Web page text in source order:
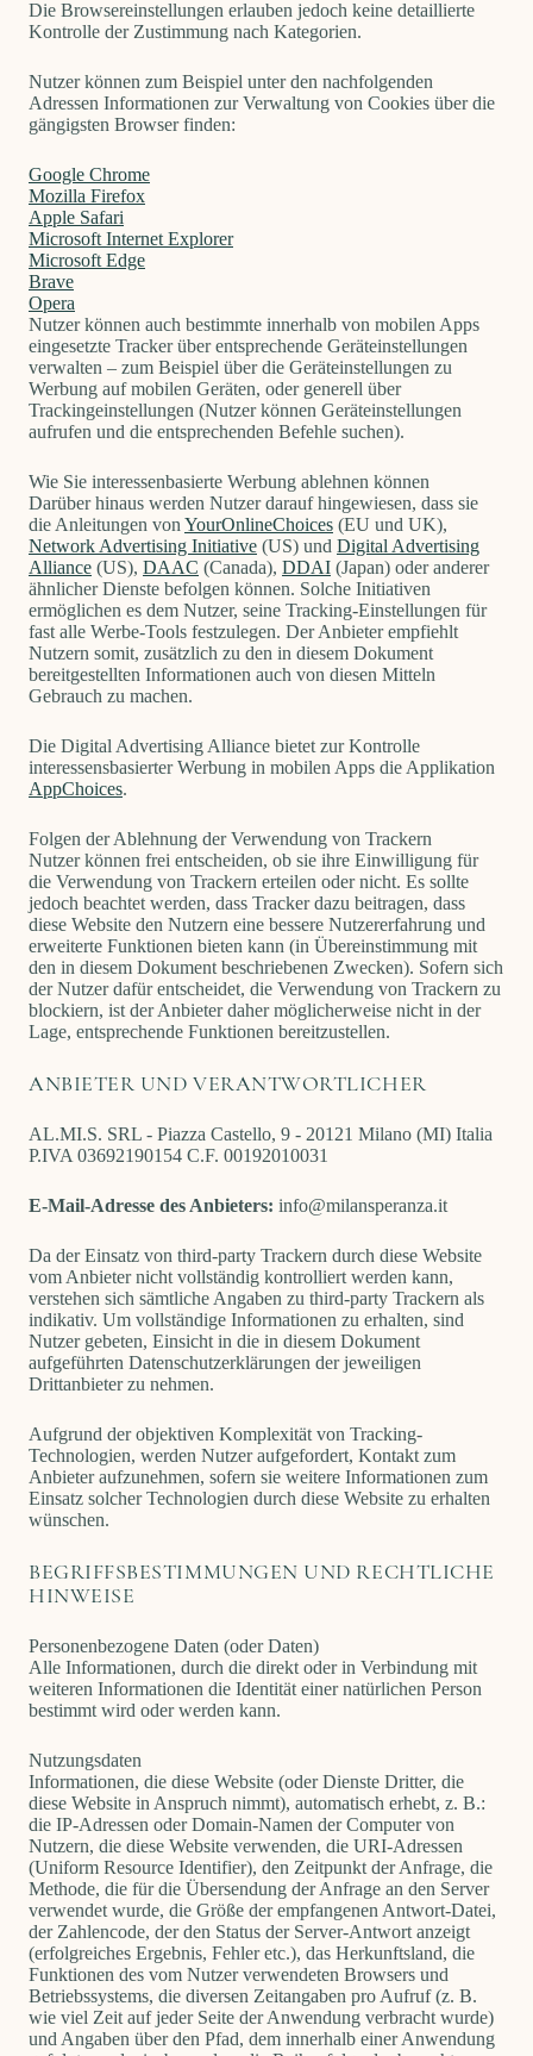
Die Browsereinstellungen erlauben jedoch keine detaillierte
Kontrolle der Zustimmung nach Kategorien.
Nutzer können zum Beispiel unter den nachfolgenden
Adressen Informationen zur Verwaltung von Cookies über die
gängigsten Browser finden:
Google Chrome
Mozilla Firefox
Apple Safari
Microsoft Internet Explorer
Microsoft Edge
Brave
Opera
Nutzer können auch bestimmte innerhalb von mobilen Apps
eingesetzte Tracker über entsprechende Geräteinstellungen
verwalten – zum Beispiel über die Geräteinstellungen zu
Werbung auf mobilen Geräten, oder generell über
Trackingeinstellungen (Nutzer können Geräteinstellungen
aufrufen und die entsprechenden Befehle suchen).
Wie Sie interessenbasierte Werbung ablehnen können
Darüber hinaus werden Nutzer darauf hingewiesen, dass sie
die Anleitungen von YourOnlineChoices (EU und UK),
Network Advertising Initiative (US) und Digital Advertising
Alliance (US), DAAC (Canada), DDAI (Japan) oder anderer
ähnlicher Dienste befolgen können. Solche Initiativen
ermöglichen es dem Nutzer, seine Tracking-Einstellungen für
fast alle Werbe-Tools festzulegen. Der Anbieter empfiehlt
Nutzern somit, zusätzlich zu den in diesem Dokument
bereitgestellten Informationen auch von diesen Mitteln
Gebrauch zu machen.
Die Digital Advertising Alliance bietet zur Kontrolle
interessensbasierter Werbung in mobilen Apps die Applikation
AppChoices.
Folgen der Ablehnung der Verwendung von Trackern
Nutzer können frei entscheiden, ob sie ihre Einwilligung für
die Verwendung von Trackern erteilen oder nicht. Es sollte
jedoch beachtet werden, dass Tracker dazu beitragen, dass
diese Website den Nutzern eine bessere Nutzererfahrung und
erweiterte Funktionen bieten kann (in Übereinstimmung mit
den in diesem Dokument beschriebenen Zwecken). Sofern sich
der Nutzer dafür entscheidet, die Verwendung von Trackern zu
blockiern, ist der Anbieter daher möglicherweise nicht in der
Lage, entsprechende Funktionen bereitzustellen.
ANBIETER UND VERANTWORTLICHER
AL.MI.S. SRL - Piazza Castello, 9 - 20121 Milano (MI) Italia
P.IVA 03692190154 C.F. 00192010031
E-Mail-Adresse des Anbieters: info@milansperanza.it
Da der Einsatz von third-party Trackern durch diese Website
vom Anbieter nicht vollständig kontrolliert werden kann,
verstehen sich sämtliche Angaben zu third-party Trackern als
indikativ. Um vollständige Informationen zu erhalten, sind
Nutzer gebeten, Einsicht in die in diesem Dokument
aufgeführten Datenschutzerklärungen der jeweiligen
Drittanbieter zu nehmen.
Aufgrund der objektiven Komplexität von Tracking-
Technologien, werden Nutzer aufgefordert, Kontakt zum
Anbieter aufzunehmen, sofern sie weitere Informationen zum
Einsatz solcher Technologien durch diese Website zu erhalten
wünschen.
BEGRIFFSBESTIMMUNGEN UND RECHTLICHE
HINWEISE
Personenbezogene Daten (oder Daten)
Alle Informationen, durch die direkt oder in Verbindung mit
weiteren Informationen die Identität einer natürlichen Person
bestimmt wird oder werden kann.
Nutzungsdaten
Informationen, die diese Website (oder Dienste Dritter, die
diese Website in Anspruch nimmt), automatisch erhebt, z. B.:
die IP-Adressen oder Domain-Namen der Computer von
Nutzern, die diese Website verwenden, die URI-Adressen
(Uniform Resource Identifier), den Zeitpunkt der Anfrage, die
Methode, die für die Übersendung der Anfrage an den Server
verwendet wurde, die Größe der empfangenen Antwort-Datei,
der Zahlencode, der den Status der Server-Antwort anzeigt
(erfolgreiches Ergebnis, Fehler etc.), das Herkunftsland, die
Funktionen des vom Nutzer verwendeten Browsers und
Betriebssystems, die diversen Zeitangaben pro Aufruf (z. B.
wie viel Zeit auf jeder Seite der Anwendung verbracht wurde)
und Angaben über den Pfad, dem innerhalb einer Anwendung